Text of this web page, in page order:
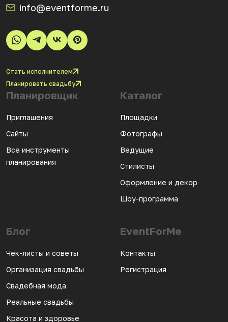
info@eventforme.ru
Стать исполнителем
Планировать свадьбу
Планировщик
Приглашения
Сайты
Все инструменты
планирования
Каталог
Площадки
Фотографы
Ведущие
Стилисты
Оформление и декор
Шоу-программа
Блог
Чек-листы и советы
Организация свадьбы
Свадебная мода
Реальные свадьбы
Красота и здоровье
EventForMe
Контакты
Регистрация